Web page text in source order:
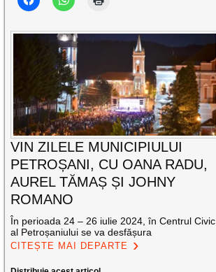
VIN ZILELE MUNICIPIULUI
PETROȘANI, CU OANA RADU,
AUREL TĂMAȘ ȘI JOHNY
ROMANO
În perioada 24 – 26 iulie 2024, în Centrul Civic
al Petroșaniului se va desfășura
CITEȘTE MAI DEPARTE